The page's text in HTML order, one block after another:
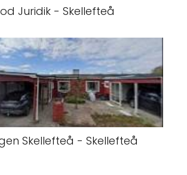
Juridik - Skellefteå
Skellefteå - Skellefteå